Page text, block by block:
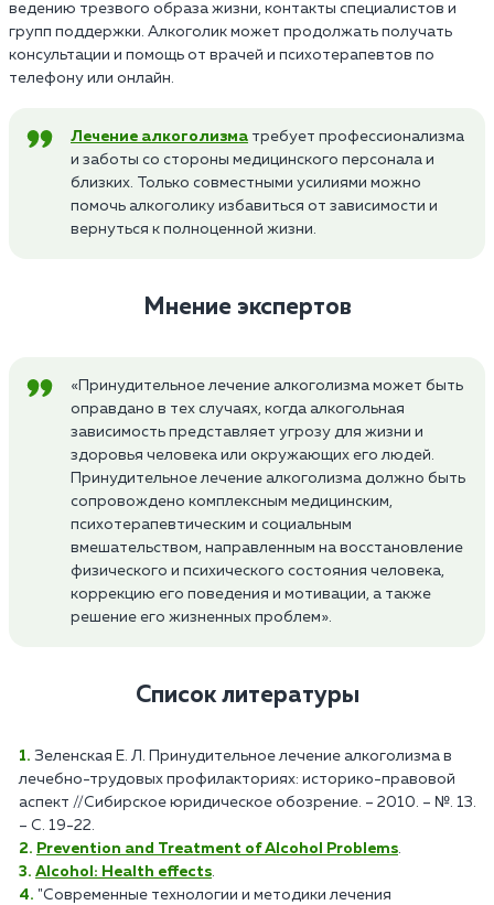
ведению трезвого образа жизни, контакты специалистов и
групп поддержки. Алкоголик может продолжать получать
консультации и помощь от врачей и психотерапевтов по
телефону или онлайн.
Лечение алкоголизма требует профессионализма
и заботы со стороны медицинского персонала и
близких. Только совместными усилиями можно
помочь алкоголику избавиться от зависимости и
вернуться к полноценной жизни.
Мнение экспертов
«Принудительное лечение алкоголизма может быть
оправдано в тех случаях, когда алкогольная
зависимость представляет угрозу для жизни и
здоровья человека или окружающих его людей.
Принудительное лечение алкоголизма должно быть
сопровождено комплексным медицинским,
психотерапевтическим и социальным
вмешательством, направленным на восстановление
физического и психического состояния человека,
коррекцию его поведения и мотивации, а также
решение его жизненных проблем».
Список литературы
Зеленская Е. Л. Принудительное лечение алкоголизма в
лечебно-трудовых профилакториях: историко-правовой
аспект //Сибирское юридическое обозрение. – 2010. – №. 13.
– С. 19-22.
Prevention and Treatment of Alcohol Problems.
Alcohol: Health effects.
"Современные технологии и методики лечения